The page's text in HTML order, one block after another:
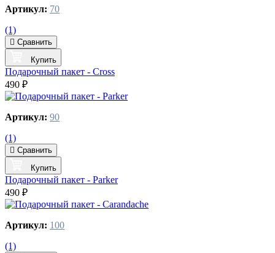
Артикул: 70
(1)
Сравнить
Купить
Подарочный пакет - Cross
490 ₽
Артикул: 90
(1)
Сравнить
Купить
Подарочный пакет - Parker
490 ₽
Артикул: 100
(1)